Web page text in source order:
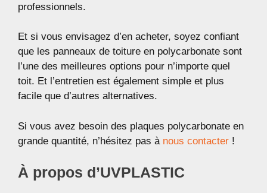
professionnels.
Et si vous envisagez d’en acheter, soyez confiant
que les panneaux de toiture en polycarbonate sont
l’une des meilleures options pour n’importe quel
toit. Et l’entretien est également simple et plus
facile que d’autres alternatives.
Si vous avez besoin des plaques polycarbonate en
grande quantité, n’hésitez pas à nous contacter !
À propos d’UVPLASTIC